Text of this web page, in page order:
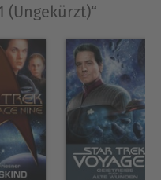
(Ungekürzt)“